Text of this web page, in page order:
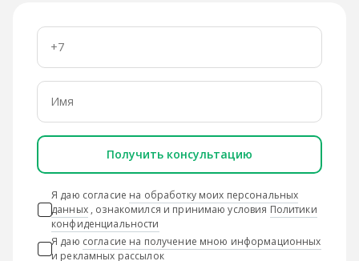
Получить консультацию
Я даю согласие на обработку моих персональных
данных, ознакомился и принимаю условия Политики
конфиденциальности
Я даю согласие на получение мною информационных
и рекламных рассылок